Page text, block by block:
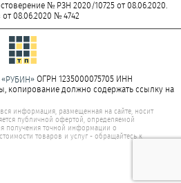
№ РЗН 2020/10725 от 08.06.2020.
от 08.06.2020 № 4742
РУБИН» ОГРН 1235000075705 ИНН
копирование должно содержать ссылку на
информация, размещенная на сайте, носит
публичной офертой, определяемой
получения точной информации о
товаров и услуг - обращайтесь к